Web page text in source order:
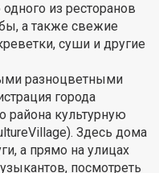
из ресторанов
а также свежие
суши и другие
разноцветными
города
района культурную
Здесь дома
а прямо на улицах
посмотреть